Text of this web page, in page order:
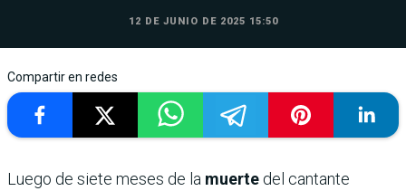
12 DE JUNIO DE 2025 15:50
Compartir en redes
Luego de siete meses de la muerte del cantante